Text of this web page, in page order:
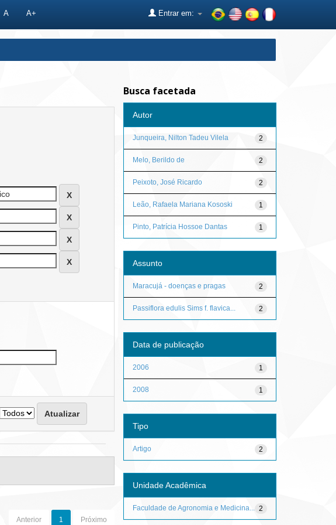
A A+ Entrar em:
Anterior 1 Próximo
Busca facetada
Autor
2
Junqueira, Nilton Tadeu Vilela
2
Melo, Berildo de
2
Peixoto, José Ricardo
1
Leão, Rafaela Mariana Kososki
1
Pinto, Patrícia Hossoe Dantas
Assunto
2
Maracujá - doenças e pragas
2
Passiflora edulis Sims f. flavica...
Data de publicação
1
2006
1
2008
Tipo
2
Artigo
Unidade Acadêmica
2
Faculdade de Agronomia e Medicina...